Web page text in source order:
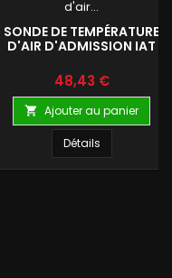
SONDE DE TEMPÉRATURE
D'AIR D'ADMISSION IAT
Prix
48,43 €
 Ajouter au panier
Détails